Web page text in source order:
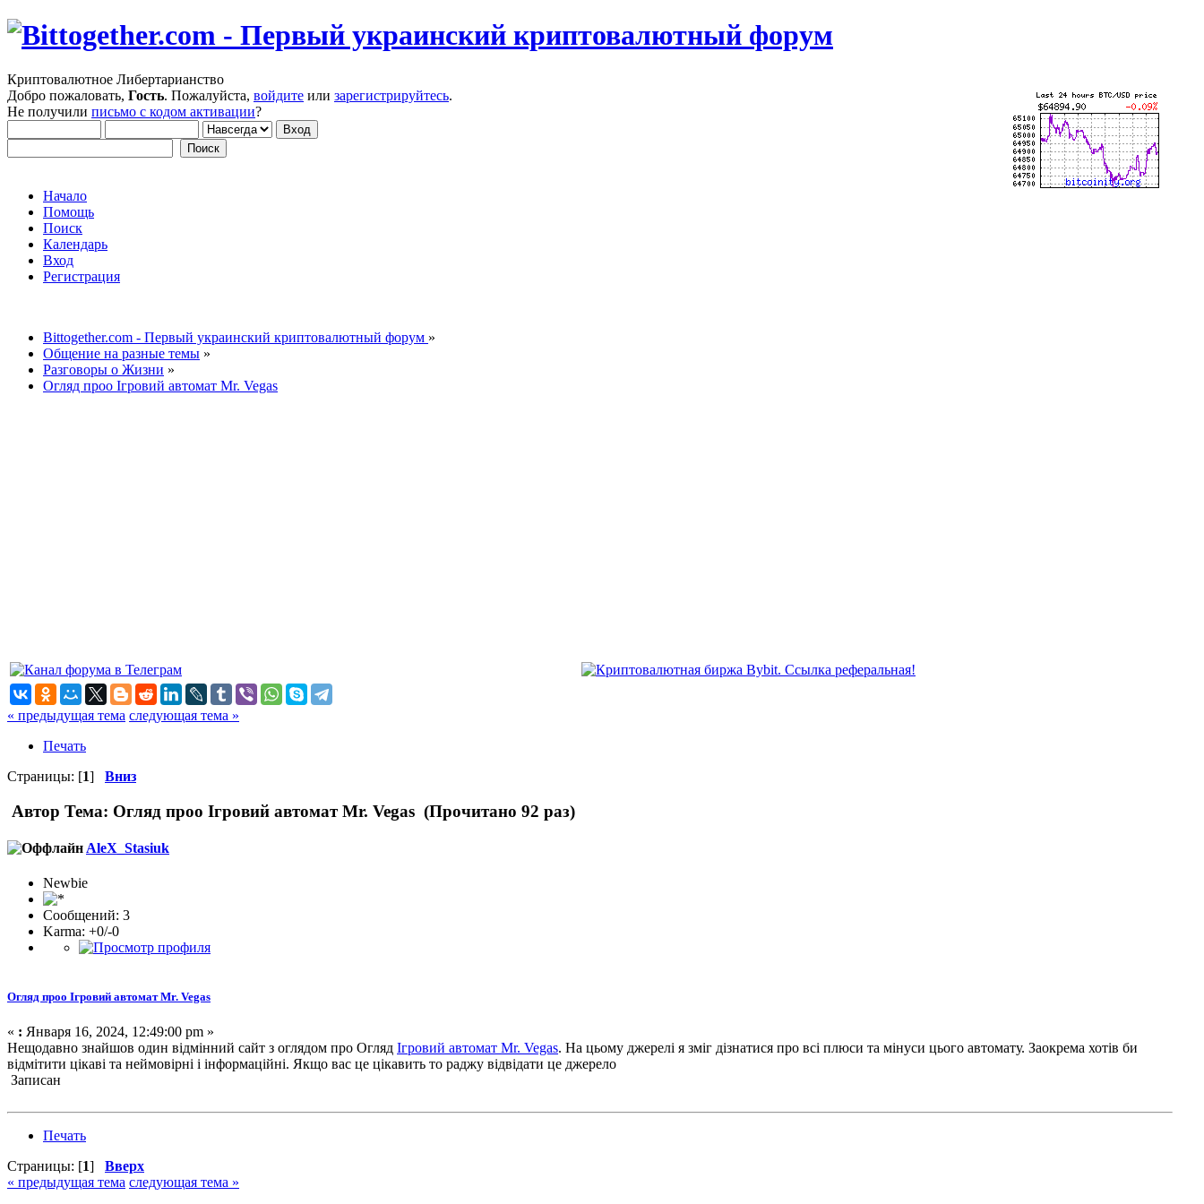
Криптовалютное Либертарианство
Добро пожаловать, Гость. Пожалуйста, войдите или зарегистрируйтесь.
Не получили письмо с кодом активации?
Начало
Помощь
Поиск
Календарь
Вход
Регистрация
Bittogether.com - Первый украинский криптовалютный форум »
Общение на разные темы »
Разговоры о Жизни »
Огляд проо Ігровий автомат Mr. Vegas
« предыдущая тема следующая тема »
Печать
Страницы: [1] Вниз
Автор Тема: Огляд проо Ігровий автомат Mr. Vegas (Прочитано 92 раз)
AleX_Stasiuk
Newbie
Сообщений: 3
Karma: +0/-0
Огляд проо Ігровий автомат Mr. Vegas
« : Января 16, 2024, 12:49:00 pm »
Нещодавно знайшов один відмінний сайт з оглядом про Огляд Ігровий автомат Mr. Vegas. На цьому джерелі я зміг дізнатися про всі плюси та мінуси цього автомату. Заокрема хотів би
відмітити цікаві та неймовірні і інформаційні. Якщо вас це цікавить то раджу відвідати це джерело
Записан
Печать
Страницы: [1] Вверх
« предыдущая тема следующая тема »